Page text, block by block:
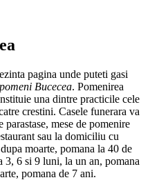
pagina unde puteti gasi
Bucecea. Pomenirea
una dintre practicile cele
crestini. Casele funerara va
mese de pomenire
sau la domiciliu cu
moarte, pomana la 40 de
3, 6 si 9 luni, la un an, pomana
pomana de 7 ani.